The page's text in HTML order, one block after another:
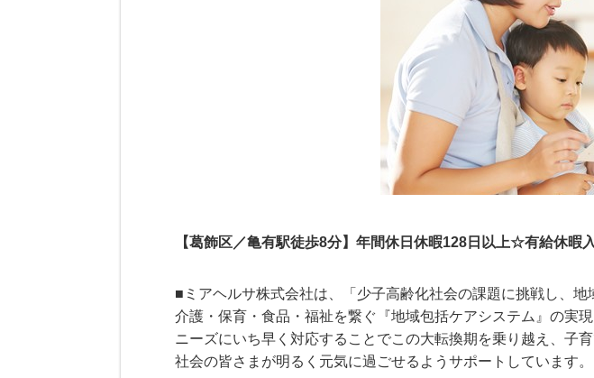
【葛飾区／亀有駅徒歩8分】年間休日休暇128日以上☆有給休
■ミアヘルサ株式会社は、「少子高齢化社会の課題に挑戦し、
介護・保育・食品・福祉を繋ぐ『地域包括ケアシステム』の実
ニーズにいち早く対応することでこの大転換期を乗り越え、子
社会の皆さまが明るく元気に過ごせるようサポートしています。